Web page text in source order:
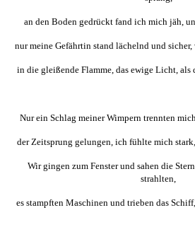
an den Boden gedrückt fand ich mich jäh,
nur meine Gefährtin stand lächelnd und sicher,
in die gleißende Flamme, das ewige Licht, als
Nur ein Schlag meiner Wimpern trennten
der Zeitsprung gelungen, ich fühlte mich
Wir gingen zum Fenster und sahen die
strahlten,
es stampften Maschinen und trieben das